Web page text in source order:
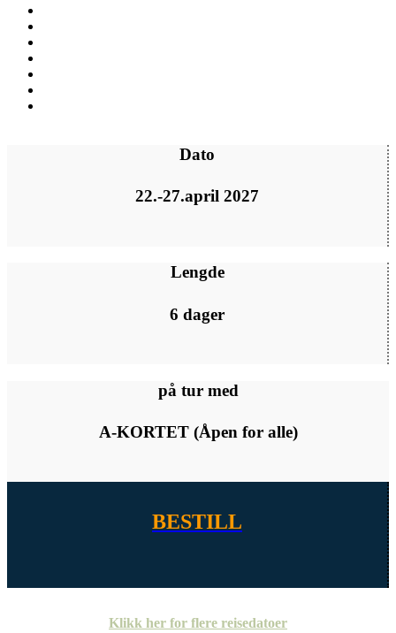
Dato
22.-27.april 2027
Lengde
6 dager
på tur med
A-KORTET (Åpen for alle)
BESTILL
Klikk her for flere reisedatoer